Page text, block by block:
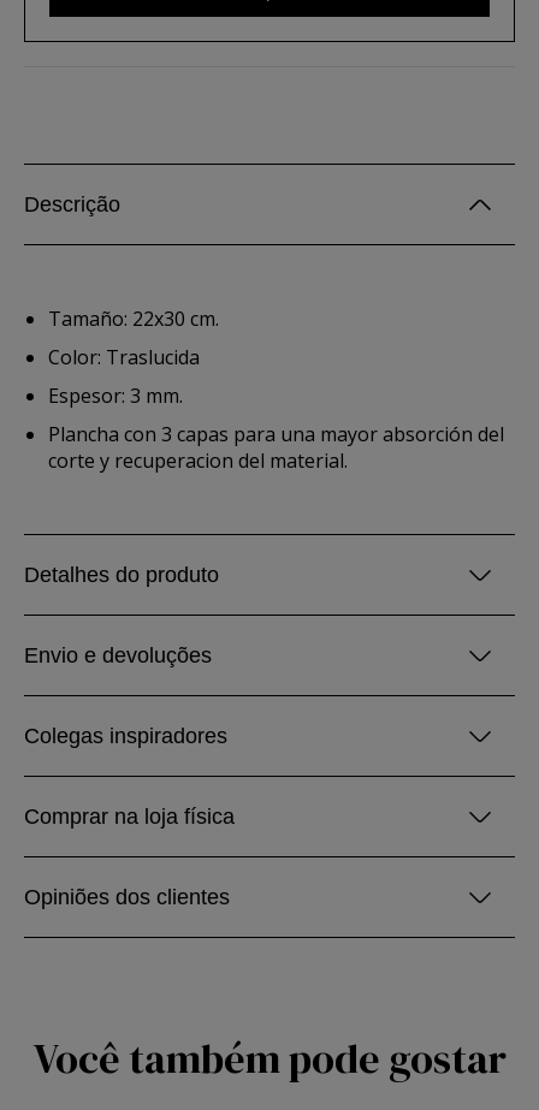
Descrição
Tamaño: 22x30 cm.
Color: Traslucida
Espesor: 3 mm.
Plancha con 3 capas para una mayor absorción del
corte y recuperacion del material.
Detalhes do produto
Envio e devoluções
Colegas inspiradores
Comprar na loja física
Opiniões dos clientes
Você também pode gostar